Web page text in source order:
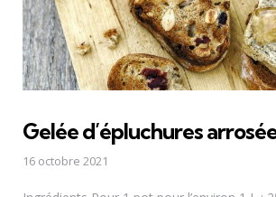
Gelée d’épluchures
16 octobre 2021